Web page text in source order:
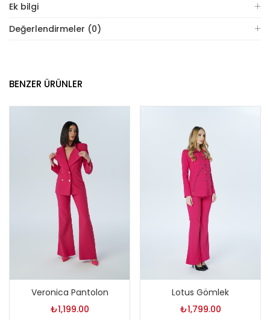
Ek bilgi
Değerlendirmeler (0)
BENZER ÜRÜNLER
Veronica Pantolon
₺1,199.00
Lotus Gömlek
₺1,799.00